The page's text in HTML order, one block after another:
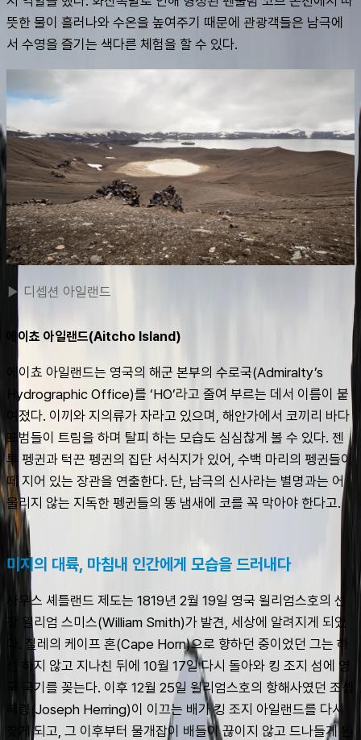
뜻한 물이 흘러나와 수온을 높여주기 때문에 관광객들은 남극에
서 수영을 즐기는 색다른 체험을 할 수 있다.
▶ 디셉션 아일랜드
에이쵸 아일랜드(Aitcho Island)
에이쵸 아일랜드는 영국의 해군 본부의 수로국(Admiralty’s
Hydrographic Office)를 ‘HO’라고 줄여 부르는 데서 이름이 붙
여졌다. 이끼와 지의류가 자라고 있으며, 해안가에서 코끼리 바다
표범들이 트림을 하며 탈피 하는 모습도 심심찮게 볼 수 있다. 젠
투 펭귄과 턱끈 펭귄의 집단 서식지가 있어, 수백 마리의 펭귄들이
떼 지어 있는 장관을 연출한다. 단, 남극의 신사라는 별명과는 어
울리지 않는 지독한 펭귄들의 똥 냄새에 코를 꼭 막아야 한다고.
미지의 대륙, 마침내 인간에게 모습을 드러내다
사우스 셰틀랜드 제도는 1819년 2월 19일 영국 윌리엄스호의 선
장 윌리엄 스미스(William Smith)가 발견, 세상에 알려지게 되었
다. 칠레의 케이프 혼(Cape Horn)으로 향하던 중이었던 그는 하
선 하지 않고 지나친 뒤에 10월 17일 다시 돌아와 킹 조지 섬에 영
국 국기를 꽂는다. 이후 12월 25일 윌리엄스호의 항해사였던 조셉
헤링(Joseph Herring)이 이끄는 배가 킹 조지 아일랜드를 다시
찾게 되고, 그 이후부터 물개잡이 배들이 끊이지 않고 드나들게 된